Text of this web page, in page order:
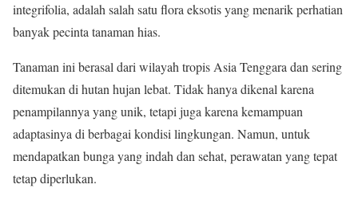
integrifolia, adalah salah satu flora eksotis yang menarik perhatian
banyak pecinta tanaman hias.
Tanaman ini berasal dari wilayah tropis Asia Tenggara dan sering
ditemukan di hutan hujan lebat. Tidak hanya dikenal karena
penampilannya yang unik, tetapi juga karena kemampuan
adaptasinya di berbagai kondisi lingkungan. Namun, untuk
mendapatkan bunga yang indah dan sehat, perawatan yang tepat
tetap diperlukan.